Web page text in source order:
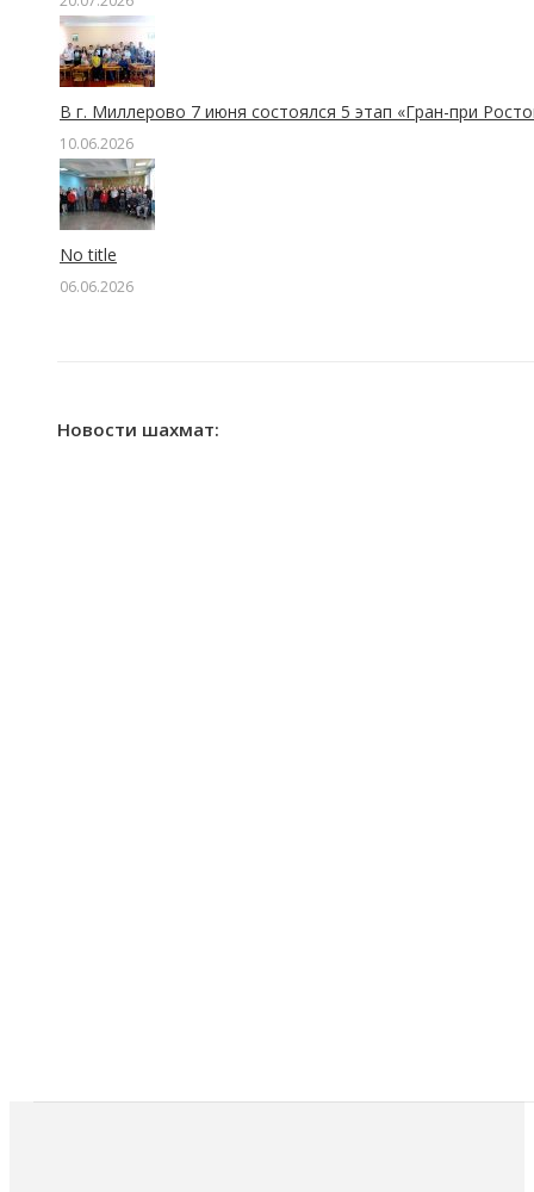
В г. Миллерово 7 июня состоялся 5 этап «Гран-при
10.06.2026
No title
06.06.2026
Новости шахмат: